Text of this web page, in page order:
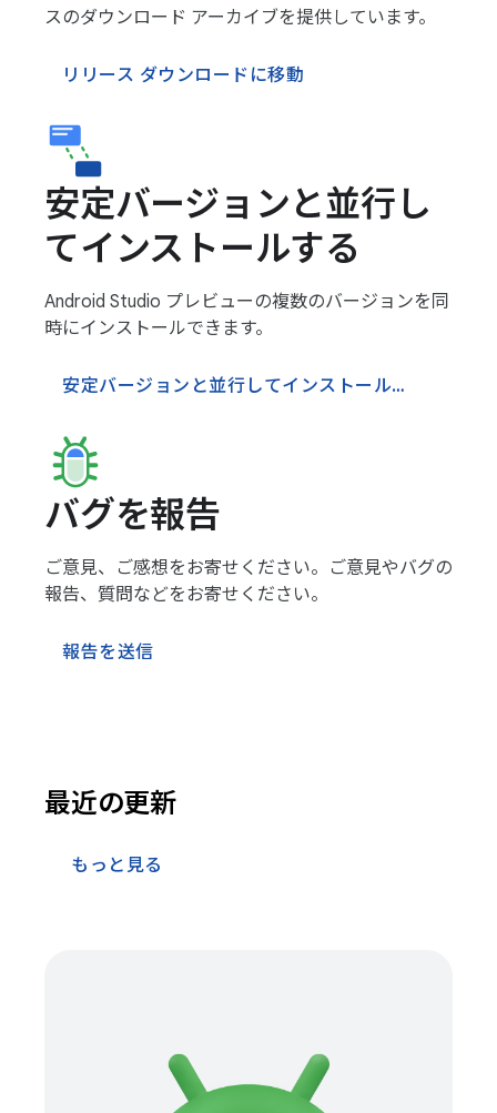
スのダウンロード アーカイブを提供しています。
リリース ダウンロードに移動
安定バージョンと並行し
てインストールする
Android Studio プレビューの複数のバージョンを同
時にインストールできます。
安定バージョンと並行してインストールする
バグを報告
ご意見、ご感想をお寄せください。ご意見やバグの
報告、質問などをお寄せください。
報告を送信
最近の更新
もっと見る